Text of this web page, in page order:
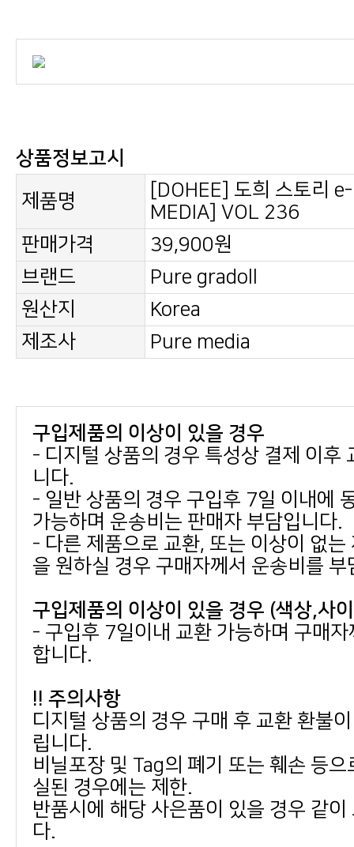
상품정보고시
제품명
MEDIA] VOL 236
판매가격
39,900원
브랜드
Pure gradoll
원산지
Korea
제조사
Pure media
구입제품의 이상이 있을 경우
니다.
가능하며 운송비는 판매자 부담입니다.
을 원하실 경우 구매자께서 운송비를 부
구입제품의 이상이 있을 경우 (색상,사
합니다.
!! 주의사항
립니다.
실된 경우에는 제한.
다.